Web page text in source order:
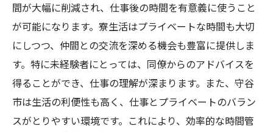
間が大幅に削減され、仕事後の時間を有意義に使うこと
が可能になります。寮生活はプライベートな時間も大切
にしつつ、仲間との交流を深める機会も豊富に提供しま
す。特に未経験者にとっては、同僚からのアドバイスを
得ることができ、仕事の理解が深まります。また、守谷
市は生活の利便性も高く、仕事とプライベートのバラン
スがとりやすい環境です。これにより、効率的な時間管